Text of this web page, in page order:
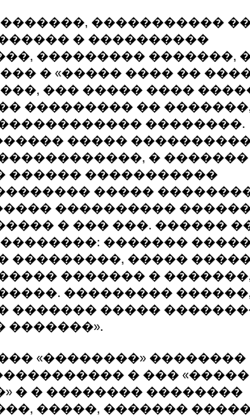
�����������
� ����������
��������� �������,
� «����� ���� ��
��� ����� ����
��������� ��
��������.
�����
� �������
������ �����������
�����
����������
� ��� ���. ������
�������
���������, �����
������� �
���������
������� �����
�������».
«��������» ��������
� ��� «�����
� � �������� ��������
�����, �������